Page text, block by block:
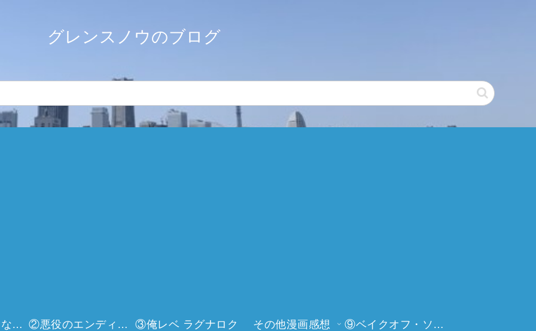
グレンスノウのブログ
①今世は当主になります ②悪役のエンディングは死のみ ③俺レベ ラグナロク その他漫画感想 ⑨ベイクオフ・ソーイングビー